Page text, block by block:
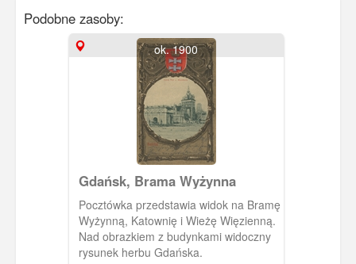
Podobne zasoby:
ok. 1900
Gdańsk, Brama Wyżynna
Pocztówka przedstawia widok na Bramę
Wyżynną, Katownię i Wieżę Więzienną.
Nad obrazkiem z budynkami widoczny
rysunek herbu Gdańska.